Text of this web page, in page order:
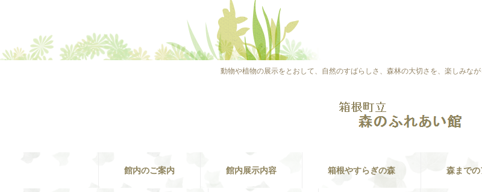
動物や植物の展示をとおして、自然のすばらしさ、森林の大切さを、楽しみなが
館内のご案内 館内展示内容 箱根やすらぎの森 森まで